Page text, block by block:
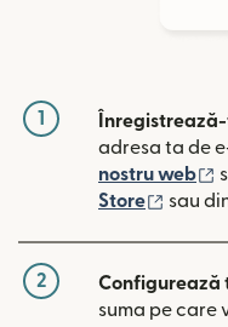
1
adresa ta de
nostru web
Store
(se
sau
2 Configurează
suma pe care